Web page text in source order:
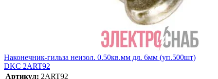
Наконечник-гильза неизол. 0.50кв.мм дл. 6мм (уп.500шт)
DKC 2ART92
Артикул: 2ART92